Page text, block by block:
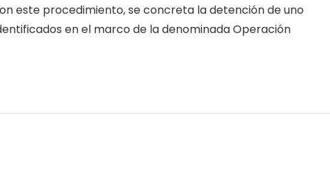
este procedimiento, se concreta la detención de uno
en el marco de la denominada Operación